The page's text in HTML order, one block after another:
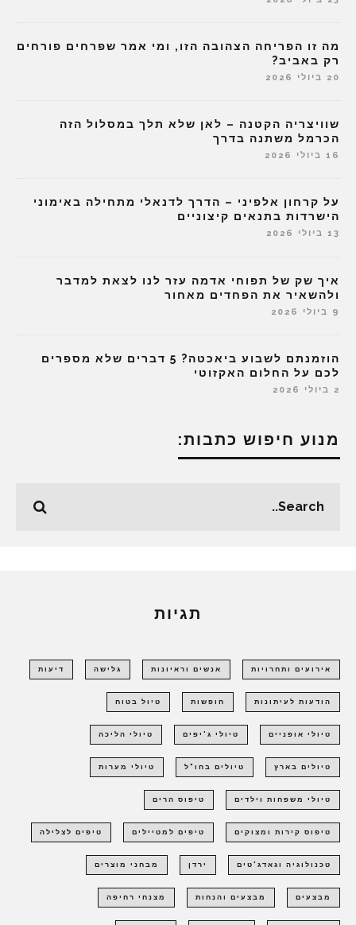
מה זו הפריחה הצהובה הזו, ומי אמר שפרחים פורחים
רק באביב?
20 ביולי 2026
שוויצריה הקטנה – לאן שלא תלך במסלול הזה
הכרמל משתנה בדרך
16 ביולי 2026
על קרחון אלפיני – הדרך לדנאלי מתחילה באימוני
הישרדות בתנאים קיצוניים
13 ביולי 2026
איך שק של תפוחי אדמה עזר לנו לצאת למדבר
ולהשאיר את הפחדים מאחור
9 ביולי 2026
הוזמנתם לשבוע ביאכטה? 5 דברים שלא מספרים
לכם על החלום האקזוטי
2 ביולי 2026
מנוע חיפוש כתבות:
תגיות
אירועים ותחרויות אנשים וראיונות גלישה דיעות
הודעות לעיתונות חופשות טיול בטוח
טיולי אופניים טיולי ג'יפים טיולי הליכה
טיולים בארץ טיולים בחו"ל טיולי מערות
טיולי משפחות וילדים טיפוס הרים
טיפוס קירות ומצוקים טיפים למטיילים טיפים לצלילה
טכנולוגיה וגאדג'טים ירדן מבחני מוצרים
מבצעים מבצעים והנחות מצנחי רחיפה